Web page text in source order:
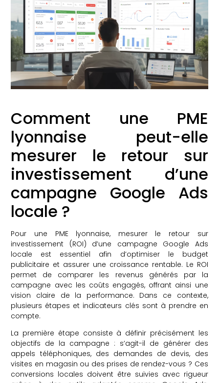
Comment une PME
lyonnaise peut-elle
mesurer le retour sur
investissement d’une
campagne Google Ads
locale ?
Pour une PME lyonnaise, mesurer le retour sur
investissement (ROI) d’une campagne Google Ads
locale est essentiel afin d’optimiser le budget
publicitaire et assurer une croissance rentable. Le ROI
permet de comparer les revenus générés par la
campagne avec les coûts engagés, offrant ainsi une
vision claire de la performance. Dans ce contexte,
plusieurs étapes et indicateurs clés sont à prendre en
compte.
La première étape consiste à définir précisément les
objectifs de la campagne : s’agit-il de générer des
appels téléphoniques, des demandes de devis, des
visites en magasin ou des prises de rendez-vous ? Ces
conversions locales doivent être suivies avec rigueur